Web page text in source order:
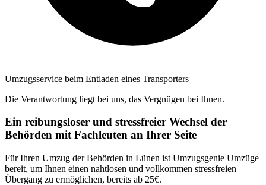
Umzugsservice beim Entladen eines Transporters
Die Verantwortung liegt bei uns, das Vergnügen bei Ihnen.
Ein reibungsloser und stressfreier Wechsel der
Behörden mit Fachleuten an Ihrer Seite
Für Ihren Umzug der Behörden in Lünen ist Umzugsgenie Umzüge
bereit, um Ihnen einen nahtlosen und vollkommen stressfreien
Übergang zu ermöglichen, bereits ab 25€.